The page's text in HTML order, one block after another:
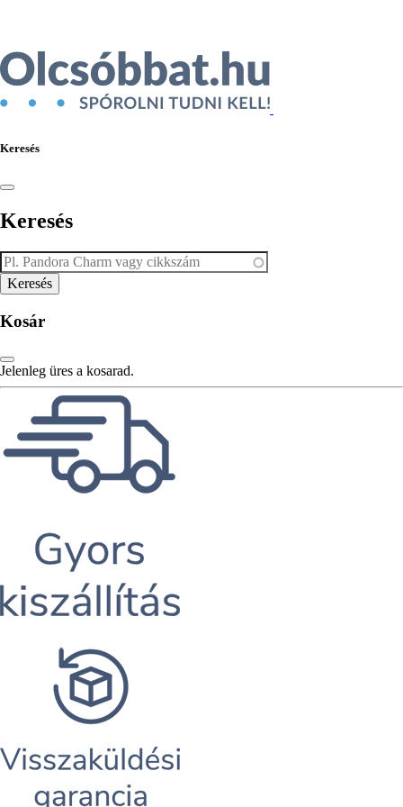
Keresés
Keresés
Kosár
Jelenleg üres a kosarad.